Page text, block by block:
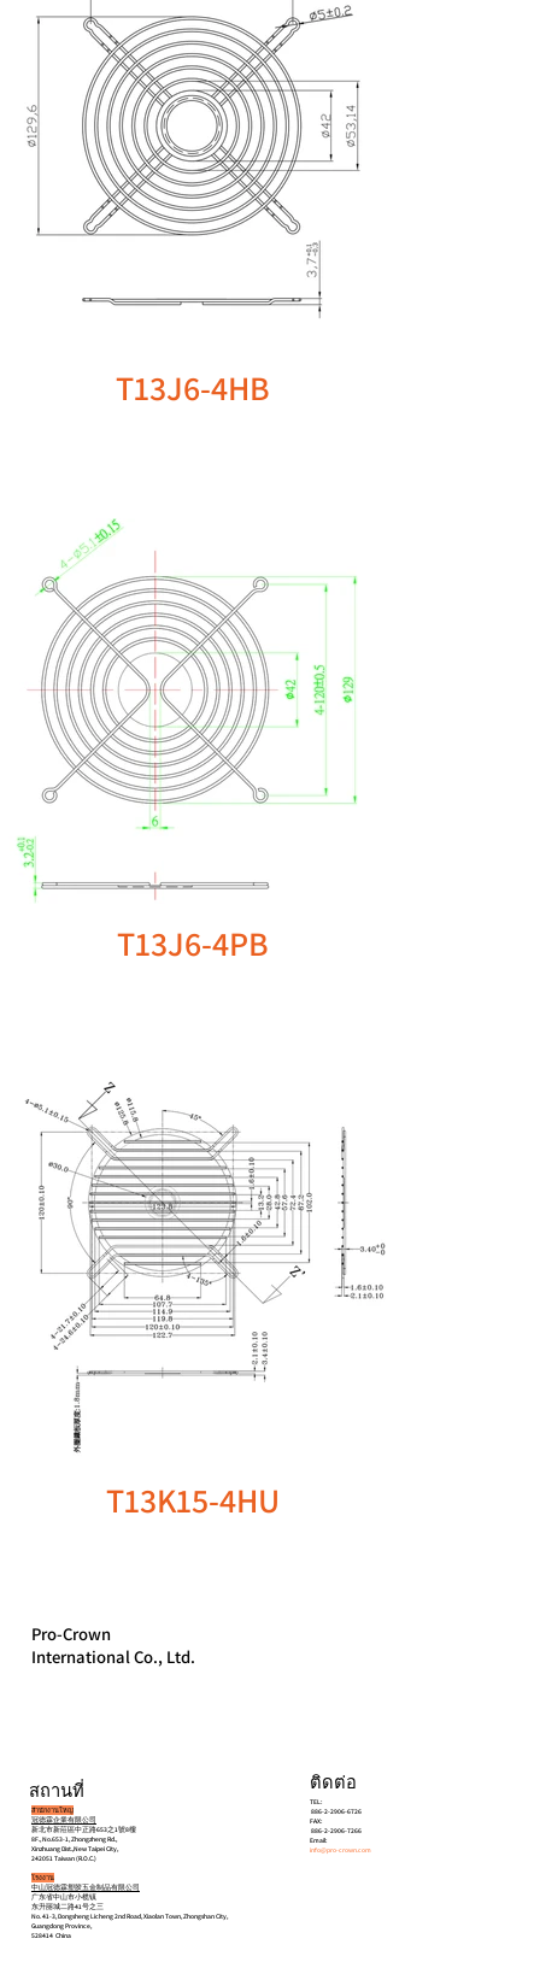
T13J6-4HB
T13J6-4PB
T13K15-4HU
สถานที่
สำนักงานใหญ่
冠德霖企業有限公司
新北市新莊區中正路653之1號8樓
8F., No.653-1, Zhongzheng Rd.,
Xinzhuang Dist.,New Taipei City,
242051 Taiwan (R.O.C.)
โรงงาน
中山冠德霖塑胶五金制品有限公司
广东省中山市小榄镇
东升丽城二路41号之三
No. 41-3, Dongsheng Licheng 2nd Road, Xiaolan Town, Zhongshan City,
Guangdong Province,
528414 China
Pro-Crown
International Co., Ltd.
ติดต่อ
TEL:
886-2-2906-6726
FAX:
886-2-2906-7266
Email:
info@pro-crown.com